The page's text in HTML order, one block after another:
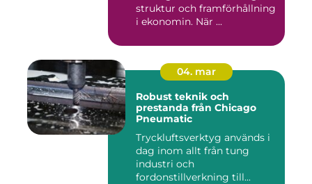
struktur och framförhållning
i ekonomin. När ...
04. mar
Robust teknik och
prestanda från Chicago
Pneumatic
Tryckluftsverktyg används i
dag inom allt från tung
industri och
fordonstillverkning till...